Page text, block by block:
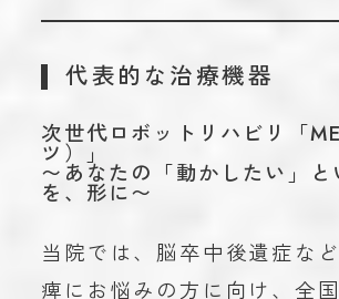
代表的な治療機器
次世代ロボットリハビリ「
ツ）」
〜あなたの「動かしたい」と
を、形に〜
当院では、脳卒中後遺症な
痺にお悩みの方に向け、全